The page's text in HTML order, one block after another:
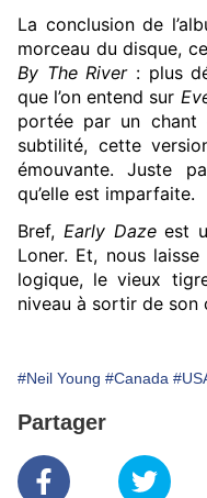
La conclusion de
morceau du disque,
By The River : plus
que l’on entend sur
portée par un
subtilité, cette
émouvante. Juste
qu’elle est imparfaite.
Bref, Early Daze est
Loner. Et, nous
logique, le vieux
niveau à sortir de son
#Neil Young #Canada
Partager